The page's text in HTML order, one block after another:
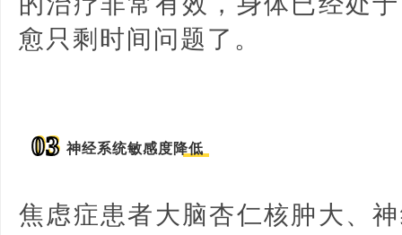
愈只剩时间问题了。
03 神经系统敏感度降低
焦虑症患者大脑杏仁核肿大、